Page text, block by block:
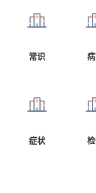
常识
症状